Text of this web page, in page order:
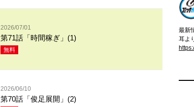
2026/07/01
第71話「時間稼ぎ」(1)
無料
2026/06/10
第70話「俊足展開」(2)
最新
耳よ